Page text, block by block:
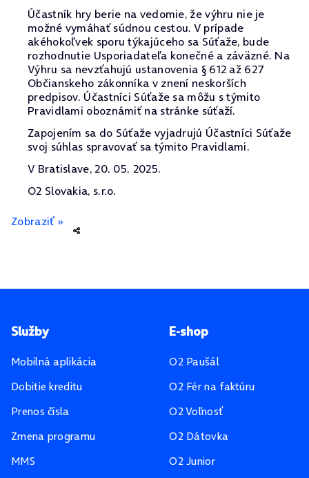
Účastník hry berie na vedomie, že výhru nie je
možné vymáhať súdnou cestou. V prípade
akéhokoľvek sporu týkajúceho sa Súťaže, bude
rozhodnutie Usporiadateľa konečné a záväzné. Na
Výhru sa nevzťahujú ustanovenia § 612 až 627
Občianskeho zákonníka v znení neskorších
predpisov. Účastníci Súťaže sa môžu s týmito
Pravidlami oboznámiť na stránke súťaží.
Zapojením sa do Súťaže vyjadrujú Účastníci Súťaže
svoj súhlas spravovať sa týmito Pravidlami.
V Bratislave, 20. 05. 2025.
O2 Slovakia, s.r.o.
Zobraziť »
Pätička stránky
Služby
Mobilná aplikácia
Dobitie kreditu
Prenos čísla
Zmena programu
MMS
E-shop
O2 Paušál
O2 Fér na faktúru
O2 Voľnosť
O2 Dátovka
O2 Junior